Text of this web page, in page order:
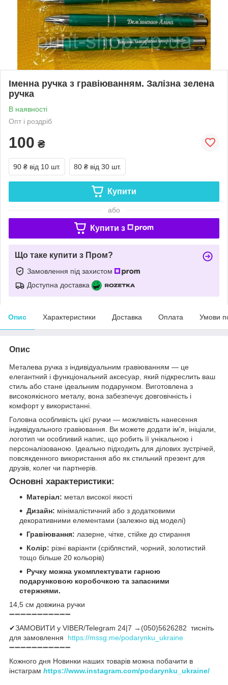
Іменна ручка з гравіюванням. Залізна зелена
ручка
В наявності
Опт і роздріб
100 ₴
90 ₴ від 10 шт. 80 ₴ від 30 шт.
Купити
або
Купити з
Що таке купити з Пром?
Замовлення під захистом
Доступна доставка
Опис Характеристики Доставка Оплата Умови
Опис
Металева ручка з індивідуальним гравіюванням — це
елегантний і функціональний аксесуар, який підкреслить ваш
стиль або стане ідеальним подарунком. Виготовлена з
високоякісного металу, вона забезпечує довговічність і
комфорт у використанні.
Головна особливість цієї ручки — можливість нанесення
індивідуального гравіювання. Ви можете додати ім'я, ініціали,
логотип чи особливий напис, що робить її унікальною і
персоналізованою. Ідеально підходить для ділових зустрічей,
повсякденного використання або як стильний презент для
друзів, колег чи партнерів.
Основні характеристики:
Матеріал: метал високої якості
Дизайн: мінімалістичний або з додатковими
декоративними елементами (залежно від моделі)
Гравіювання: лазерне, чітке, стійке до стирання
Колір: різні варіанти (сріблястий, чорний, золотистий
тощо більше 20 кольорів)
Ручку можна укомплектувати гарною
подарунковою коробочкою та запасними
стержнями.
14,5 см довжина ручки
➖➖➖➖➖➖➖➖➖➖➖
✔ЗАМОВИТИ у VIBER/Telegram 24|7 →(050)5626282 тисніть
для замовлення https://mssg.me/podarynku_ukraine
➖➖➖➖➖➖➖➖➖➖➖
Кожного дня Новинки наших товарів можна побачити в
інстаграм https://www.instagram.com/podarynku_ukraine/